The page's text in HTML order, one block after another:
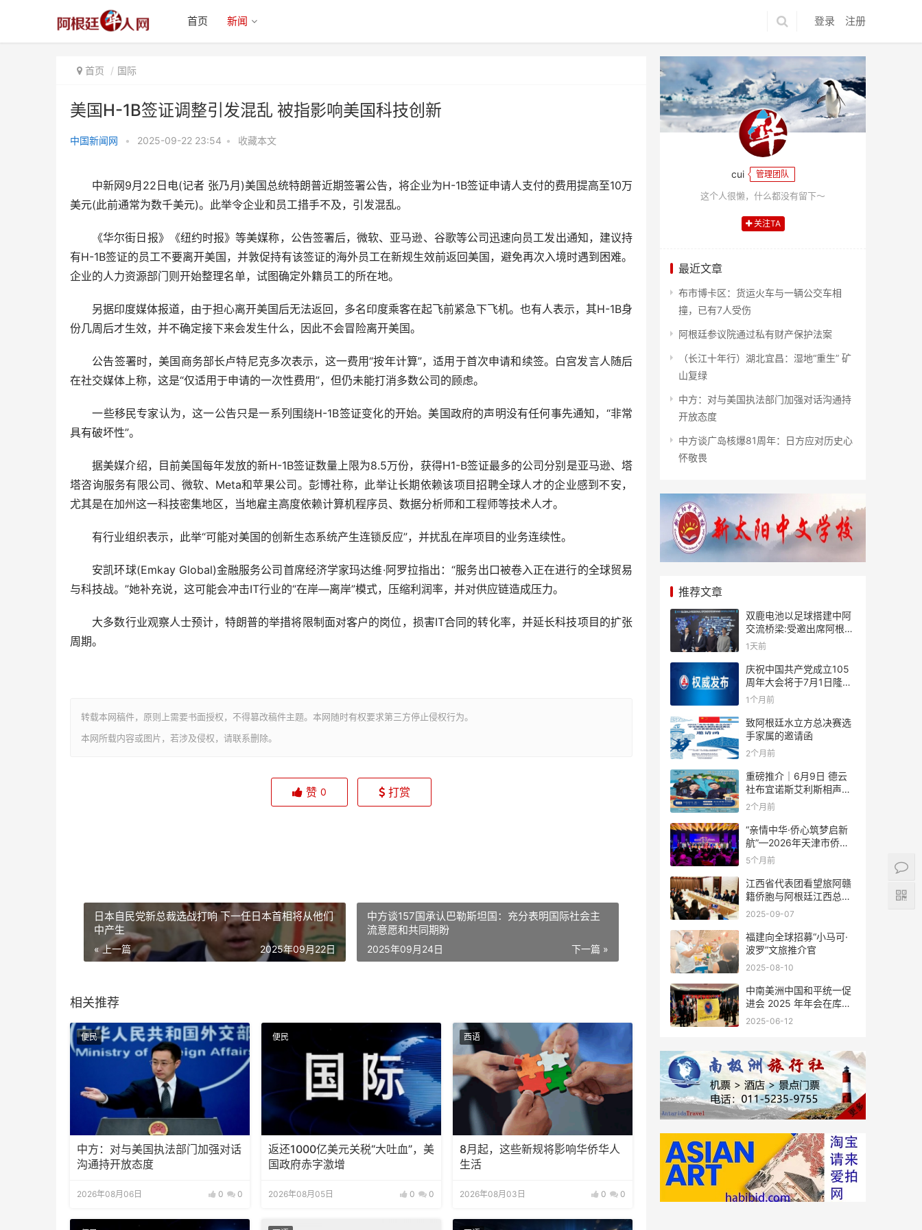
登录 注册
首页 新闻
首页 国际
美国H-1B签证调整引发混乱 被指影响美国科技创新
中国新闻网 • 2025-09-22 23:54 • 收藏本文
中新网9月22日电(记者 张乃月)美国总统特朗普近期签署公告，将企业为H-1B签证申请人支付的费用提高至10万
美元(此前通常为数千美元)。此举令企业和员工措手不及，引发混乱。
《华尔街日报》《纽约时报》等美媒称，公告签署后，微软、亚马逊、谷歌等公司迅速向员工发出通知，建议持
有H-1B签证的员工不要离开美国，并敦促持有该签证的海外员工在新规生效前返回美国，避免再次入境时遇到困难。
企业的人力资源部门则开始整理名单，试图确定外籍员工的所在地。
另据印度媒体报道，由于担心离开美国后无法返回，多名印度乘客在起飞前紧急下飞机。也有人表示，其H-1B身
份几周后才生效，并不确定接下来会发生什么，因此不会冒险离开美国。
公告签署时，美国商务部长卢特尼克多次表示，这一费用“按年计算”，适用于首次申请和续签。白宫发言人随后
在社交媒体上称，这是“仅适用于申请的一次性费用”，但仍未能打消多数公司的顾虑。
一些移民专家认为，这一公告只是一系列围绕H-1B签证变化的开始。美国政府的声明没有任何事先通知，“非常
具有破坏性”。
据美媒介绍，目前美国每年发放的新H-1B签证数量上限为8.5万份，获得H1-B签证最多的公司分别是亚马逊、塔
塔咨询服务有限公司、微软、Meta和苹果公司。彭博社称，此举让长期依赖该项目招聘全球人才的企业感到不安，
尤其是在加州这一科技密集地区，当地雇主高度依赖计算机程序员、数据分析师和工程师等技术人才。
有行业组织表示，此举“可能对美国的创新生态系统产生连锁反应”，并扰乱在岸项目的业务连续性。
安凯环球(Emkay Global)金融服务公司首席经济学家玛达维·阿罗拉指出：“服务出口被卷入正在进行的全球贸易
与科技战。”她补充说，这可能会冲击IT行业的“在岸—离岸”模式，压缩利润率，并对供应链造成压力。
大多数行业观察人士预计，特朗普的举措将限制面对客户的岗位，损害IT合同的转化率，并延长科技项目的扩张
周期。
转载本网稿件，原则上需要书面授权，不得篡改稿件主题。本网随时有权要求第三方停止侵权行为。
本网所载内容或图片，若涉及侵权，请联系删除。
影响美国科技创新
赞 0 打赏
日本自民党新总裁选战打响 下一任日本首相将从他们
中产生
« 上一篇 2025年09月22日
中方谈157国承认巴勒斯坦国：充分表明国际社会主
流意愿和共同期盼
下一篇 »
2025年09月24日
相关推荐
便民
中方：对与美国执法部门加强对话
沟通持开放态度
2026年08月06日 0 0
便民
返还1000亿美元关税“大吐血”，美
国政府赤字激增
2026年08月05日 0 0
西语
8月起，这些新规将影响华侨华人
生活
2026年08月03日 0 0
cui 管理团队
这个人很懒，什么都没有留下～
关注TA
最近文章
布市博卡区：货运火车与一辆公交车相
撞，已有7人受伤
阿根廷参议院通过私有财产保护法案
（长江十年行）湖北宜昌：湿地“重生” 矿
山复绿
中方：对与美国执法部门加强对话沟通持
开放态度
中方谈广岛核爆81周年：日方应对历史心
怀敬畏
推荐文章
双鹿电池以足球搭建中阿
交流桥梁:受邀出席阿根廷
足协赞助商招待会！
1天前
庆祝中国共产党成立105
周年大会将于7月1日隆重
举行
1个月前
致阿根廷水立方总决赛选
手家属的邀请函
2个月前
重磅推介｜6月9日 德云
社布宜诺斯艾利斯相声专
场！国风曲艺邂逅南美风
结！
2个月前
“亲情中华·侨心筑梦启新
航”—2026年天津市侨界
新春联谊活动成功举办
5个月前
江西省代表团看望旅阿赣
籍侨胞与阿根廷江西总商
会座谈
2025-09-07
福建向全球招募“小马可·
波罗”文旅推介官
2025-08-10
中南美洲中国和平统一促
进会 2025 年年会在库拉
索圆满举行，共绘反“独”
2025-06-12